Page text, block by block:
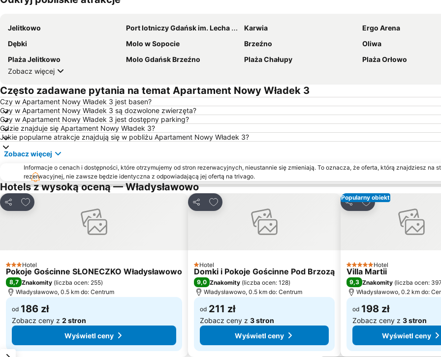
Jelitkowo Port lotniczy Gdańsk im. Lecha Wałęsy Karwia
Ergo Arena
Dębki
Molo w Sopocie Brzeźno
Oliwa
Plaża Jelitkowo
Molo Gdańsk Brzeźno Plaża Chałupy
Plaża Orłowo
Zobacz więcej
Często zadawane pytania na temat Apartament Nowy Władek 3
Czy w Apartament Nowy Władek 3 jest basen?
Czy w Apartament Nowy Władek 3 są dozwolone zwierzęta?
Czy w Apartament Nowy Władek 3 jest dostępny parking?
Gdzie znajduje się Apartament Nowy Władek 3?
Jakie popularne atrakcje znajdują się w pobliżu Apartament Nowy Władek 3?
Zobacz więcej
Informacje o cenach i dostępności, które otrzymujemy od stron rezerwacyjnych, nieustannie się zmieniają. To oznacza, że oferta, którą znajdziesz na
rezerwacyjnej, nie zawsze będzie identyczna z odpowiadającą jej ofertą na trivago.
Hotels z wysoką oceną — Władysławowo
Udostępnij
Dodaj do ulubionych
3 Kategoria
Hotel
Pokoje Gościnne SŁONECZKO Władysławowo
8,7 Znakomity (liczba ocen: 255)
Władysławowo, 0.5 km do: Centrum
od 186 zł
Zobacz ceny z 2 stron
Wyświetl ceny
Udostępnij
Dodaj do ulubionych
1 Kategoria
Hotel
Domki i Pokoje Gościnne Pod Brzozą
9,0 Znakomity (liczba ocen: 128)
Władysławowo, 0.5 km do: Centrum
od 211 zł
Zobacz ceny z 3 stron
Wyświetl ceny
Popularny obiekt
Udostępnij
Dodaj do ulubionych
5 Kategoria
Hotel
Villa Martii
9,3 Znakomity (liczba ocen:
Władysławowo, 0.2 km do:
od 198 zł
Zobacz ceny z 3 stron
Wyświetl ceny